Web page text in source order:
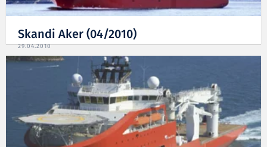
Skandi Aker (04/2010)
29.04.2010